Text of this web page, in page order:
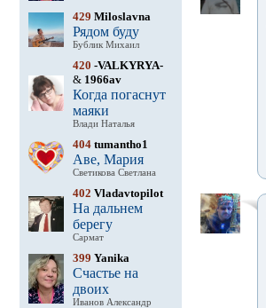
429 Miloslavna
Рядом буду
Бублик Михаил
420 -VALKYRYA-
& 1966av
Когда погаснут
маяки
Влади Наталья
404tumantho1
Аве, Мария
Светикова Светлана
402 Vladavtopilot
На дальнем
берегу
Сармат
399 Yanika
Счастье на
двоих
Иванов Александр